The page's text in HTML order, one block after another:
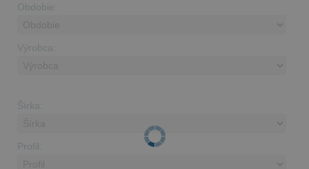
Obdobie:
Výrobca:
Šírka:
Profil: